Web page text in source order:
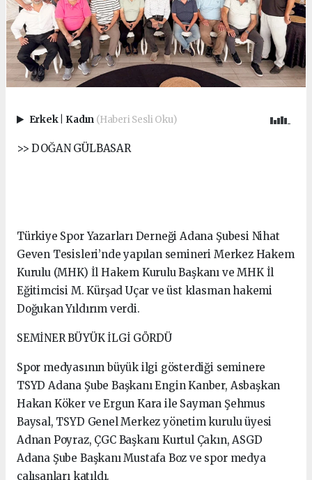
Erkek Kadın (Haberi Sesli Oku)
>> DOĞAN GÜLBASAR
Türkiye Spor Yazarları Derneği Adana Şubesi Nihat
Geven Tesisleri’nde yapılan semineri Merkez Hakem
Kurulu (MHK) İl Hakem Kurulu Başkanı ve MHK İl
Eğitimcisi M. Kürşad Uçar ve üst klasman hakemi
Doğukan Yıldırım verdi.
SEMİNER BÜYÜK İLGİ GÖRDÜ
Spor medyasının büyük ilgi gösterdiği seminere
TSYD Adana Şube Başkanı Engin Kanber, Asbaşkan
Hakan Köker ve Ergun Kara ile Sayman Şehmus
Baysal, TSYD Genel Merkez yönetim kurulu üyesi
Adnan Poyraz, ÇGC Başkanı Kurtul Çakın, ASGD
Adana Şube Başkanı Mustafa Boz ve spor medya
çalışanları katıldı.